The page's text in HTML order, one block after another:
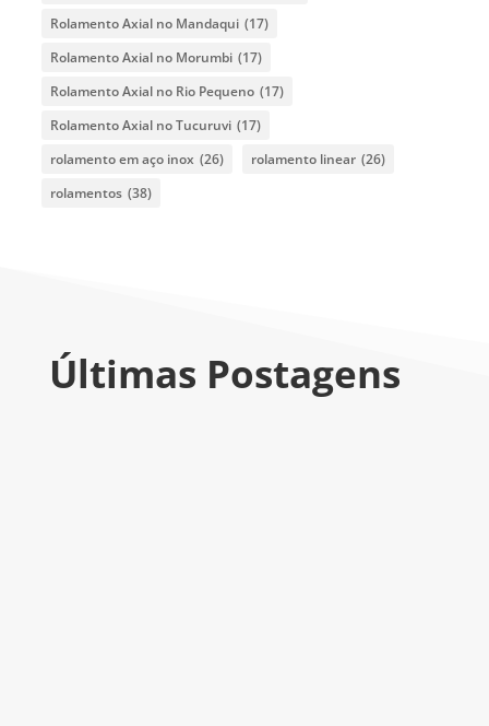
Rolamento Axial no Mandaqui (17)
Rolamento Axial no Morumbi (17)
Rolamento Axial no Rio Pequeno (17)
Rolamento Axial no Tucuruvi (17)
rolamento em aço inox (26) rolamento linear (26)
rolamentos (38)
Últimas Postagens